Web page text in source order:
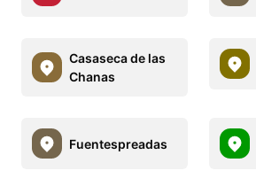
Casaseca de las
Chanas
Fuentespreadas